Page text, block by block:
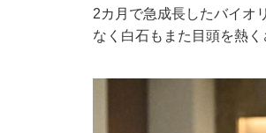
2カ月で急成長したバイオ
なく白石もまた目頭を熱